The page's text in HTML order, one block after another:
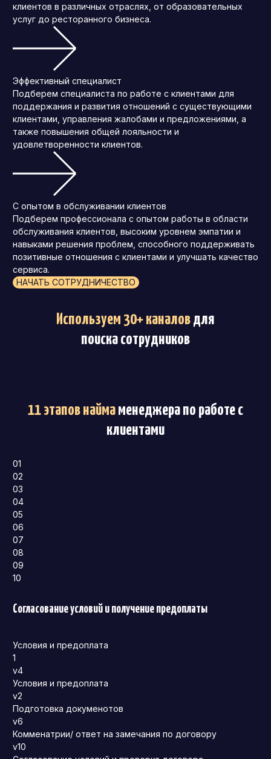
клиентов в различных отраслях, от образовательных
услуг до ресторанного бизнеса.
Эффективный специалист
Подберем специалиста по работе с клиентами для
поддержания и развития отношений с существующими
клиентами, управления жалобами и предложениями, а
также повышения общей лояльности и
удовлетворенности клиентов.
С опытом в обслуживании клиентов
Подберем профессионала с опытом работы в области
обслуживания клиентов, высоким уровнем эмпатии и
навыками решения проблем, способного поддерживать
позитивные отношения с клиентами и улучшать качество
сервиса.
НАЧАТЬ СОТРУДНИЧЕСТВО
Используем 30+ каналовдля
поиска сотрудников
11 этапов наймаменеджера по работе с
клиентами
01
02
03
04
05
06
07
08
09
10
Согласование условий и получение предоплаты
Условия и предоплата
1
v4
Условия и предоплата
v2
Подготовка докуменотов
v6
Комменатрии/ ответ на замечания по договору
v10